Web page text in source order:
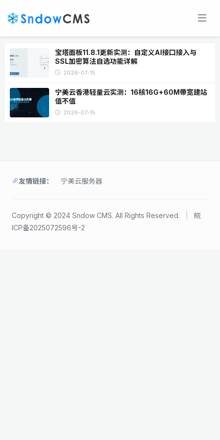
宝塔面板11.8.1更新实测：自定义AI接口接入与
SSL加密算法自选功能详解
2026-07-15
宁美云香港轻量云实测：16核16G+60M带宽建站
值不值
2026-07-15
友情链接： 宁美云服务器
Copyright © 2024 Sndow CMS. All Rights Reserved.
皖
ICP备2025072596号-2